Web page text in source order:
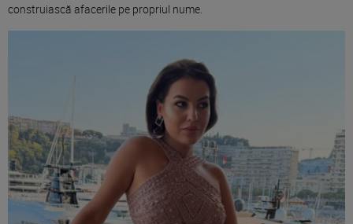
construiască afacerile pe propriul nume.